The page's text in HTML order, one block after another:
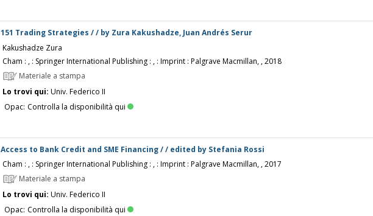
151 Trading Strategies / / by Zura Kakushadze, Juan Andrés Serur
Kakushadze Zura
Cham : , : Springer International Publishing : , : Imprint : Palgrave Macmillan, , 2018
Materiale a stampa
Lo trovi qui: Univ. Federico II
Opac: Controlla la disponibilità qui
Access to Bank Credit and SME Financing / / edited by Stefania Rossi
Cham : , : Springer International Publishing : , : Imprint : Palgrave Macmillan, , 2017
Materiale a stampa
Lo trovi qui: Univ. Federico II
Opac: Controlla la disponibilità qui